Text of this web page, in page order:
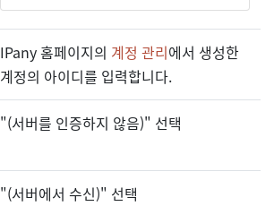
IPany 홈페이지의 계정 관리에서 생성한
계정의 아이디를 입력합니다.
"(서버를 인증하지 않음)" 선택
"(서버에서 수신)" 선택